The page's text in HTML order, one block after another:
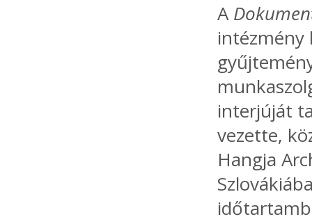
A
intézmény
interjúját
vezette,
Hangja